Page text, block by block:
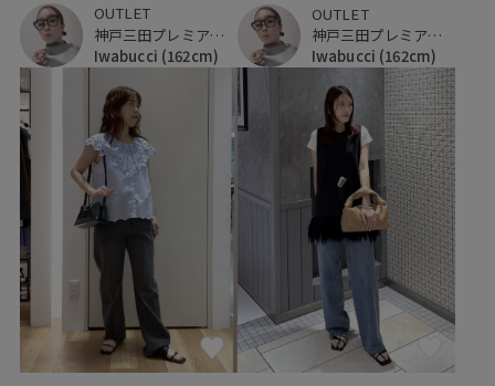
OUTLET
神戸三田プレミアム・アウトレット
Iwabucci (162cm)
OUTLET
神戸三田プレミアム・アウトレット
Iwabucci (162cm)